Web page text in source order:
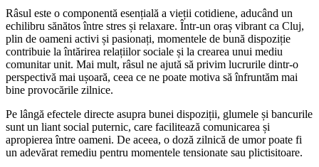
Râsul este o componentă esențială a vieții cotidiene, aducând un
echilibru sănătos între stres și relaxare. Într-un oraș vibrant ca Cluj,
plin de oameni activi și pasionați, momentele de bună dispoziție
contribuie la întărirea relațiilor sociale și la crearea unui mediu
comunitar unit. Mai mult, râsul ne ajută să privim lucrurile dintr-o
perspectivă mai ușoară, ceea ce ne poate motiva să înfruntăm mai
bine provocările zilnice.
Pe lângă efectele directe asupra bunei dispoziții, glumele și bancurile
sunt un liant social puternic, care facilitează comunicarea și
apropierea între oameni. De aceea, o doză zilnică de umor poate fi
un adevărat remediu pentru momentele tensionate sau plictisitoare.